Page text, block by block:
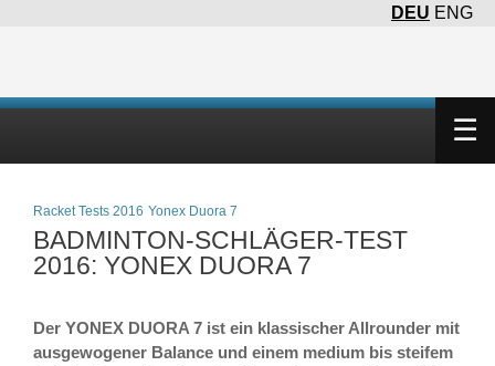
DEU ENG
☰
Racket Tests 2016 Yonex Duora 7
BADMINTON-SCHLÄGER-TEST
2016: YONEX DUORA 7
Der YONEX DUORA 7 ist ein klassischer Allrounder mit
ausgewogener Balance und einem medium bis steifem